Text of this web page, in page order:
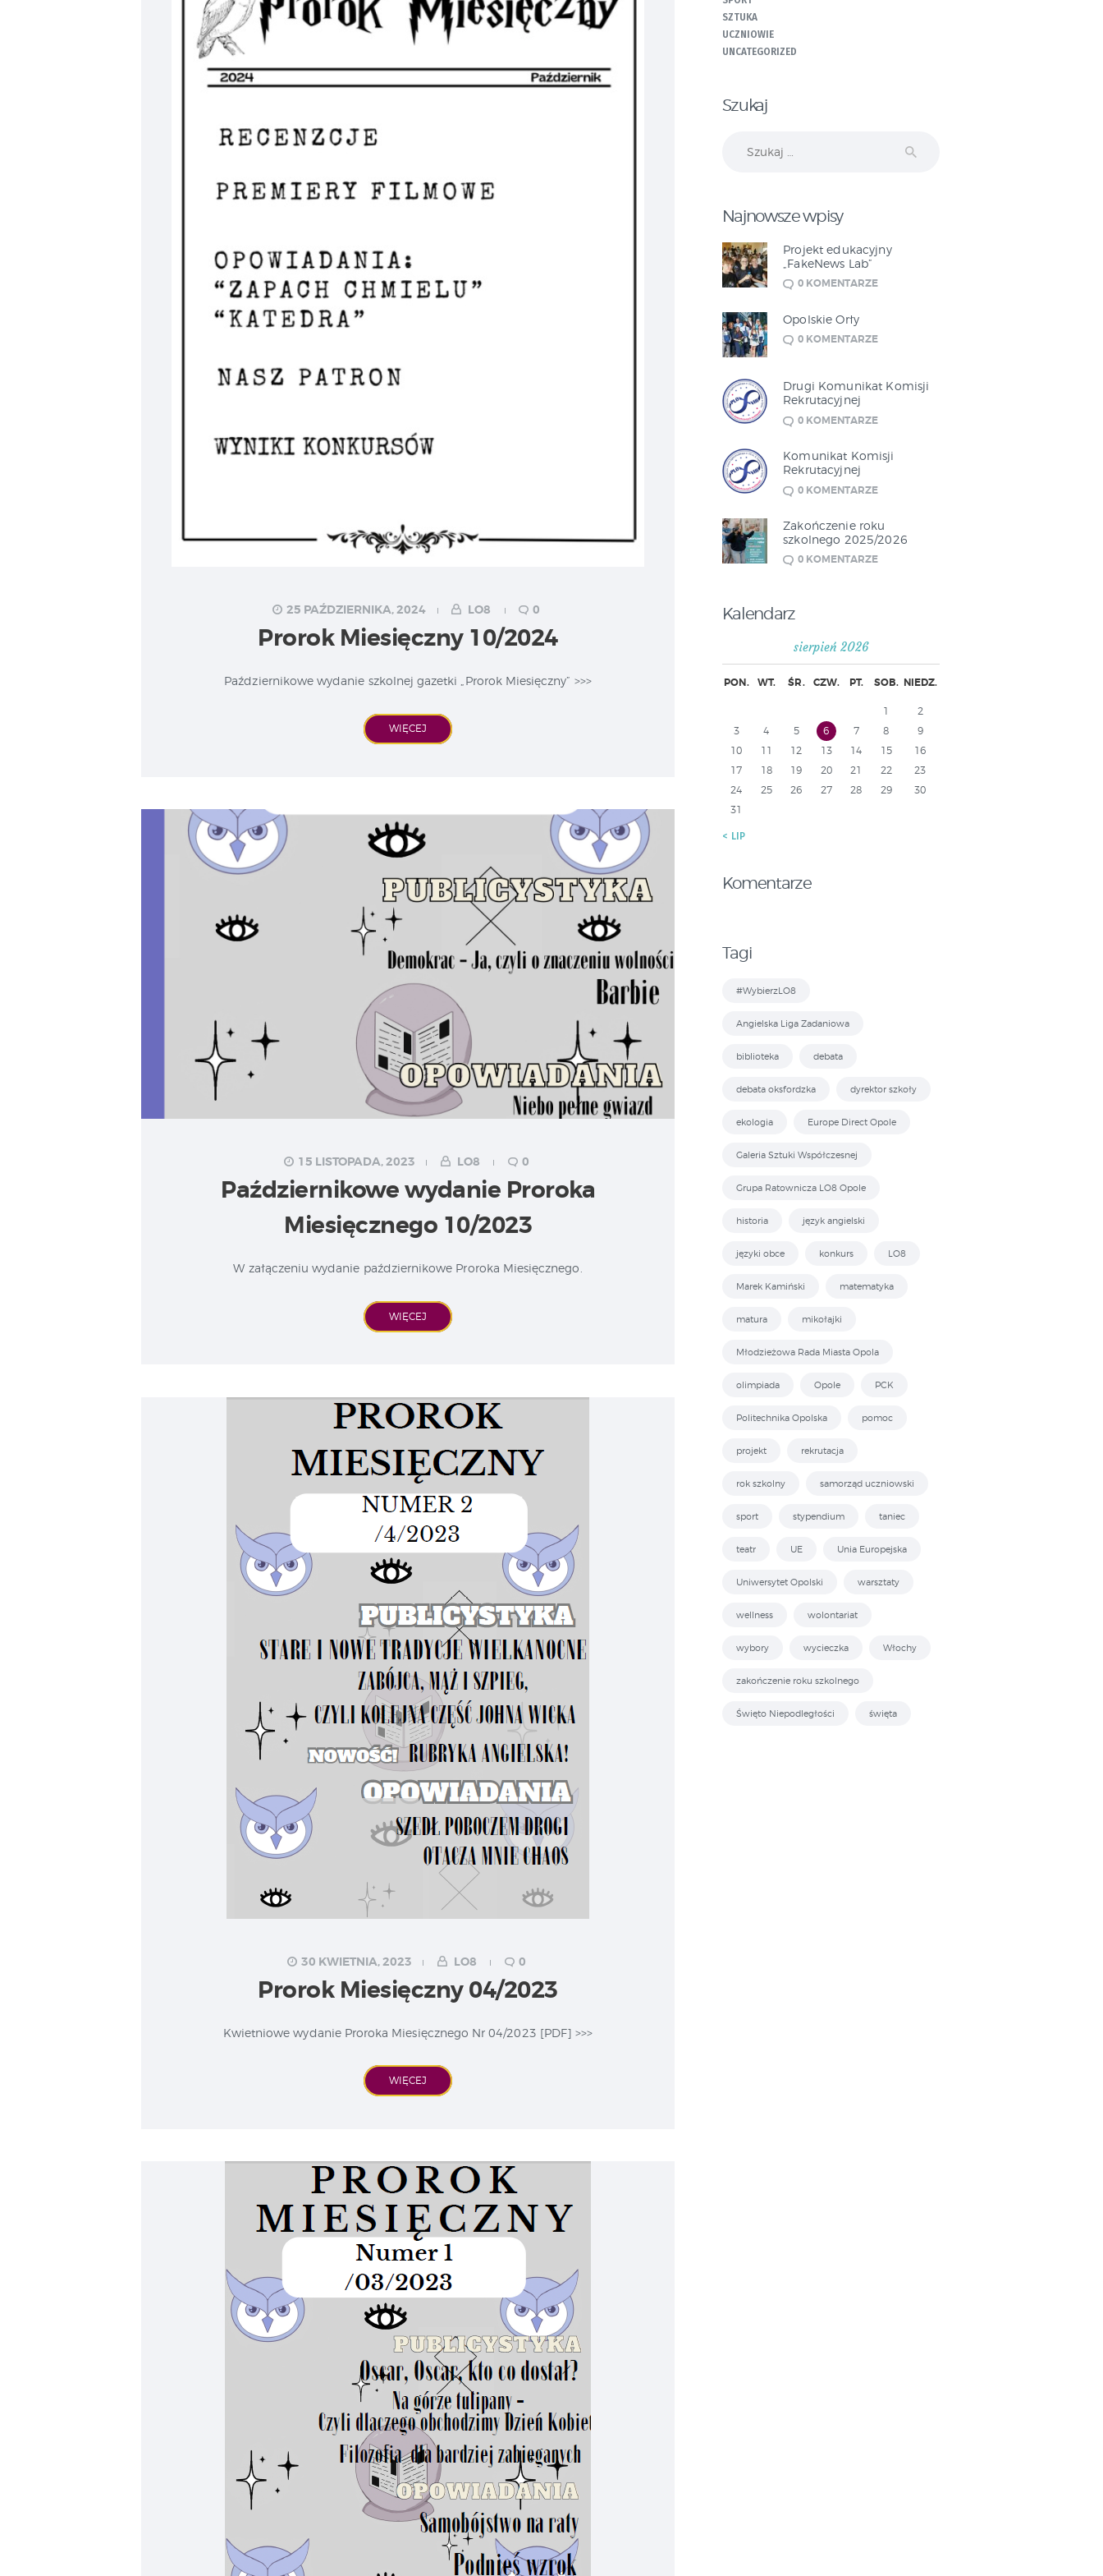
25 PAŹDZIERNIKA, 2024 LO8 0
Prorok Miesięczny 10/2024
Październikowe wydanie szkolnej gazetki „Prorok Miesięczny” >>>
WIĘCEJ
15 LISTOPADA, 2023 LO8 0
Październikowe wydanie Proroka
Miesięcznego 10/2023
W załączeniu wydanie październikowe Proroka Miesięcznego.
WIĘCEJ
30 KWIETNIA, 2023 LO8 0
Prorok Miesięczny 04/2023
Kwietniowe wydanie Proroka Miesięcznego Nr 04/2023 [PDF] >>>
WIĘCEJ
SZTUKA
UCZNIOWIE
UNCATEGORIZED
Szukaj
Najnowsze wpisy
Projekt edukacyjny
„FakeNews Lab”
0 KOMENTARZE
Opolskie Orły
0 KOMENTARZE
Drugi Komunikat Komisji
Rekrutacyjnej
0 KOMENTARZE
Komunikat Komisji
Rekrutacyjnej
0 KOMENTARZE
Zakończenie roku
szkolnego 2025/2026
0 KOMENTARZE
Kalendarz
sierpień 2026
PON. WT. ŚR. CZW. PT. SOB. NIEDZ.
1
2
3
4 5 6 7 8
9
10
11 12 13 14 15
16
17
18 19 20 21 22
23
24
25 26 27 28 29
30
31
« LIP
Komentarze
Tagi
#WybierzLO8
Angielska Liga Zadaniowa
biblioteka debata
debata oksfordzka dyrektor szkoły
ekologia Europe Direct Opole
Galeria Sztuki Współczesnej
Grupa Ratownicza LO8 Opole
historia język angielski
języki obce konkurs LO8
Marek Kamiński matematyka
matura mikołajki
Młodzieżowa Rada Miasta Opola
olimpiada Opole PCK
Politechnika Opolska pomoc
projekt rekrutacja
rok szkolny samorząd uczniowski
sport stypendium taniec
teatr UE Unia Europejska
Uniwersytet Opolski warsztaty
wellness wolontariat
wybory wycieczka Włochy
zakończenie roku szkolnego
Święto Niepodległości święta